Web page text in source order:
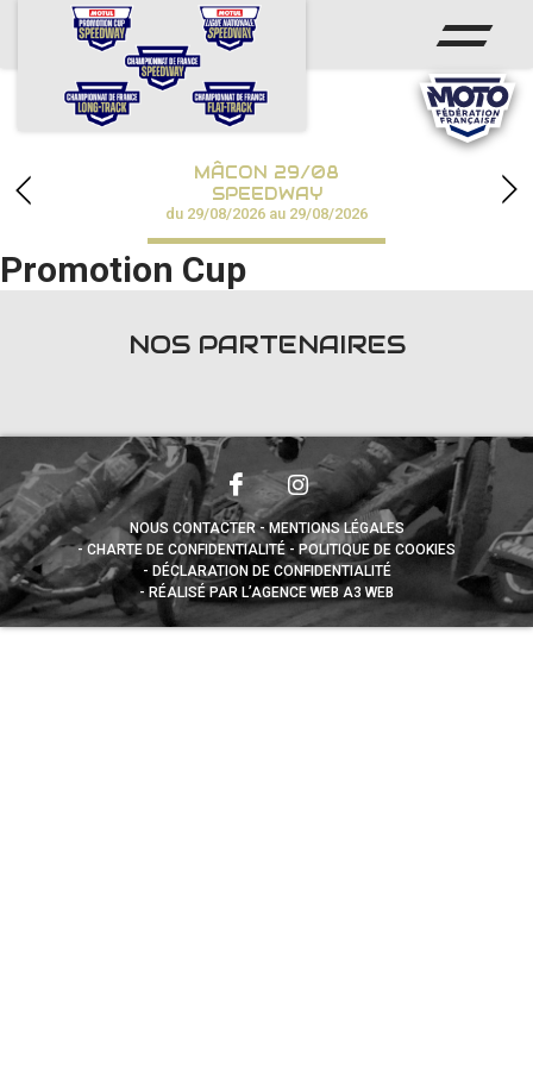
ACCUEIL
CALENDRIER
CHAMPIONNATS
RÉSULTATS
SPEEDWAY ACADÉMIE
PHOTOS / VIDÉOS
MÂCON 29/08
SPEEDWAY
du 29/08/2026 au 29/08/2026
Promotion Cup
NOS PARTENAIRES
NOUS CONTACTER
MENTIONS LÉGALES
CHARTE DE CONFIDENTIALITÉ
POLITIQUE DE COOKIES
DÉCLARATION DE CONFIDENTIALITÉ
RÉALISÉ PAR L’AGENCE WEB A3 WEB